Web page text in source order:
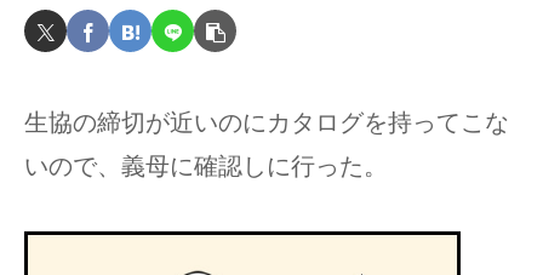
生協の締切が近いのにカタログを持ってこな
いので、義母に確認しに行った。